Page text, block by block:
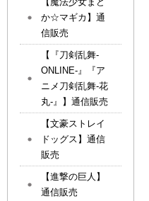
か☆マギカ】通
信販売
【『刀剣乱舞-
ONLINE-』『ア
ニメ刀剣乱舞-花
丸-』】通信販売
【文豪ストレイ
ドッグス】通信
販売
【進撃の巨人】
通信販売